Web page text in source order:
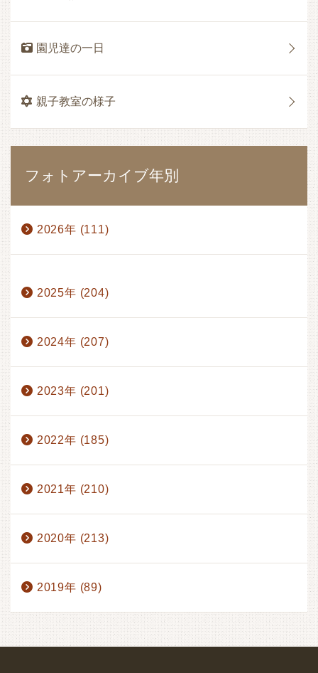
園児達の一日
親子教室の様子
フォトアーカイブ年別
2026年 (111)
2025年 (204)
2024年 (207)
2023年 (201)
2022年 (185)
2021年 (210)
2020年 (213)
2019年 (89)